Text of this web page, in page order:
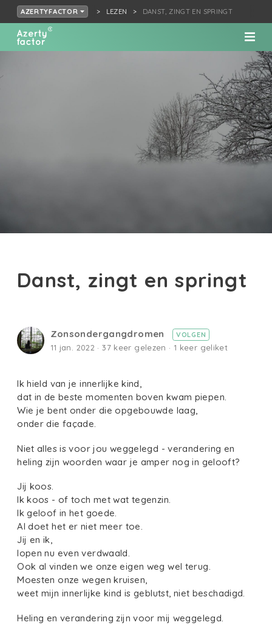
AZERTYFACTOR LEZEN DANST, ZINGT EN SPRINGT
Danst, zingt en springt
Zonsondergangdromen VOLGEN
11 jan. 2022 · 37 keer gelezen · 1 keer geliket
Ik hield van je innerlijke kind,
dat in de beste momenten boven kwam piepen.
Wie je bent onder die opgebouwde laag,
onder die façade.
Niet alles is voor jou weggelegd - verandering en
heling zijn woorden waar je amper nog in gelooft?
Jij koos.
Ik koos - of toch met wat tegenzin.
Ik geloof in het goede.
Al doet het er niet meer toe.
Jij en ik,
lopen nu even verdwaald.
Ook al vinden we onze eigen weg wel terug.
Moesten onze wegen kruisen,
weet mijn innerlijke kind is geblutst, niet beschadigd.
Heling en verandering zijn voor mij weggelegd.